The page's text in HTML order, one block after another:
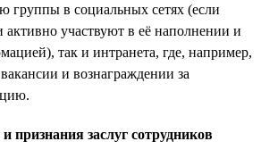
группы в социальных сетях (если
участвуют в её наполнении и
так и интранета, где, например,
и вознаграждении за
признания заслуг сотрудников